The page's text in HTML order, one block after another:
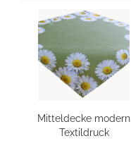
Mitteldecke modern
Textildruck